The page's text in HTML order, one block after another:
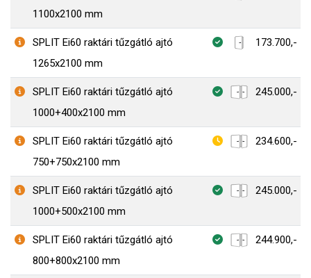
1100x2100 mm
SPLIT Ei60 raktári tűzgátló ajtó
1265x2100 mm
173.700,-
SPLIT Ei60 raktári tűzgátló ajtó
1000+400x2100 mm
245.000,-
SPLIT Ei60 raktári tűzgátló ajtó
750+750x2100 mm
234.600,-
SPLIT Ei60 raktári tűzgátló ajtó
1000+500x2100 mm
245.000,-
SPLIT Ei60 raktári tűzgátló ajtó
800+800x2100 mm
244.900,-